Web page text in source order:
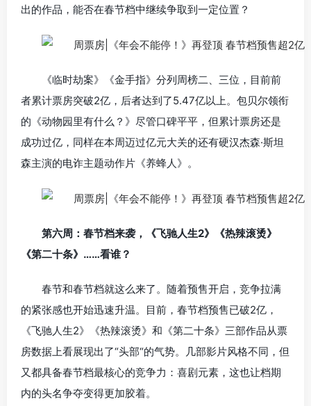
出的作品，能否在春节档中继续争取到一定位置？
《临时劫案》《金手指》分列周榜二、三位，目前前
者累计票房突破2亿，后者达到了5.47亿以上。包贝尔领衔
的《动物园里有什么？》尽管口碑平平，但累计票房还是
成功过亿，同样在本周迈过亿元大关的还有硬汉杰森·斯坦
森主演的电诈主题动作片《养蜂人》。
第六周：春节档来袭，《飞驰人生2》《热辣滚烫》
《第二十条》……看谁？
春节和春节档就这么来了。随着预售开启，竞争拉满
的紧张感也开始迅速升温。目前，春节档预售已破2亿，
《飞驰人生2》《热辣滚烫》和《第二十条》三部作品从票
房数据上看展现出了“头部“的气势。几部影片风格不同，但
又都具备春节档最核心的竞争力：喜剧元素，这也让档期
内的头名争夺变得更加胶着。